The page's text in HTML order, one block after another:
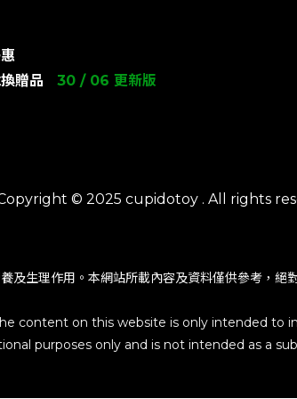
贈品
30 / 06 更新版
© 2025 cupidotoy . All rights
及生理作用。本網站所載內容及資料僅供參考，
content on this website is only intended to
purposes only and is not intended as a